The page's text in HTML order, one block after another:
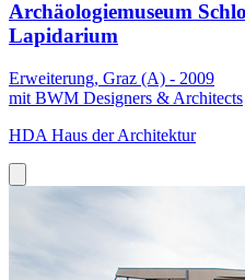
Archäologiemuseum
Lapidarium
Erweiterung, Graz (A) - 2009
mit BWM Designers & Architects
HDA Haus der Architektur